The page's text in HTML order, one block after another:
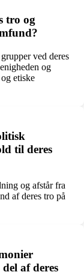
tro og
ved deres
og
etiske
til deres
og afstår fra
af deres tro på
af deres